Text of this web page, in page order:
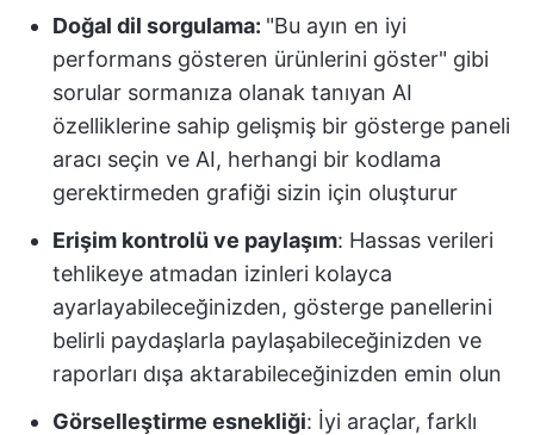
Doğal dil sorgulama: "Bu ayın en iyi
performans gösteren ürünlerini göster" gibi
sorular sormanıza olanak tanıyan AI
özelliklerine sahip gelişmiş bir gösterge paneli
aracı seçin ve AI, herhangi bir kodlama
gerektirmeden grafiği sizin için oluşturur
Erişim kontrolü ve paylaşım: Hassas verileri
tehlikeye atmadan izinleri kolayca
ayarlayabileceğinizden, gösterge panellerini
belirli paydaşlarla paylaşabileceğinizden ve
raporları dışa aktarabileceğinizden emin olun
Görselleştirme esnekliği: İyi araçlar, farklı